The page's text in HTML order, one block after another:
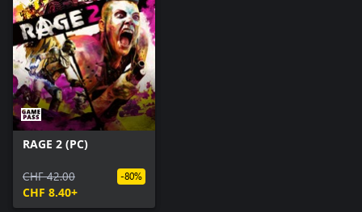
RAGE 2 (PC)
CHF 42.00
CHF 8.40+
-80%